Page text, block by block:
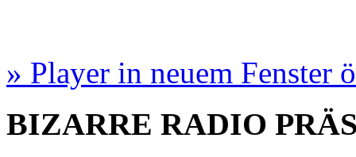
» Player in neuem Fenster
BIZARRE RADIO